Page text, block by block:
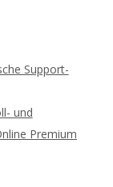
Support-
und
Premium